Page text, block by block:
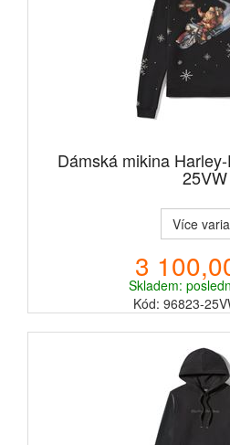
Dámská mikina
25VW
Více
3
Skladem:
Kód: 96823-